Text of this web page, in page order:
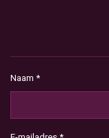
Naam *